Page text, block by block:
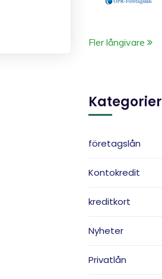
Fler långivare
Kategorier
företagslån
Kontokredit
kreditkort
Nyheter
Privatlån